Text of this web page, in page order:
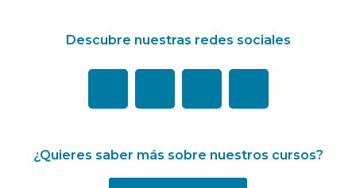
Descubre nuestras redes sociales
¿Quieres saber más sobre nuestros cursos?